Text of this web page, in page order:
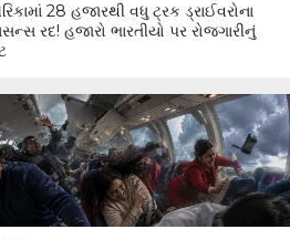
28 હજારથી વધુ ટ્રક ડ્રાઈવરોના
રદ! હજારો ભારતીયો પર રોજગારીનું